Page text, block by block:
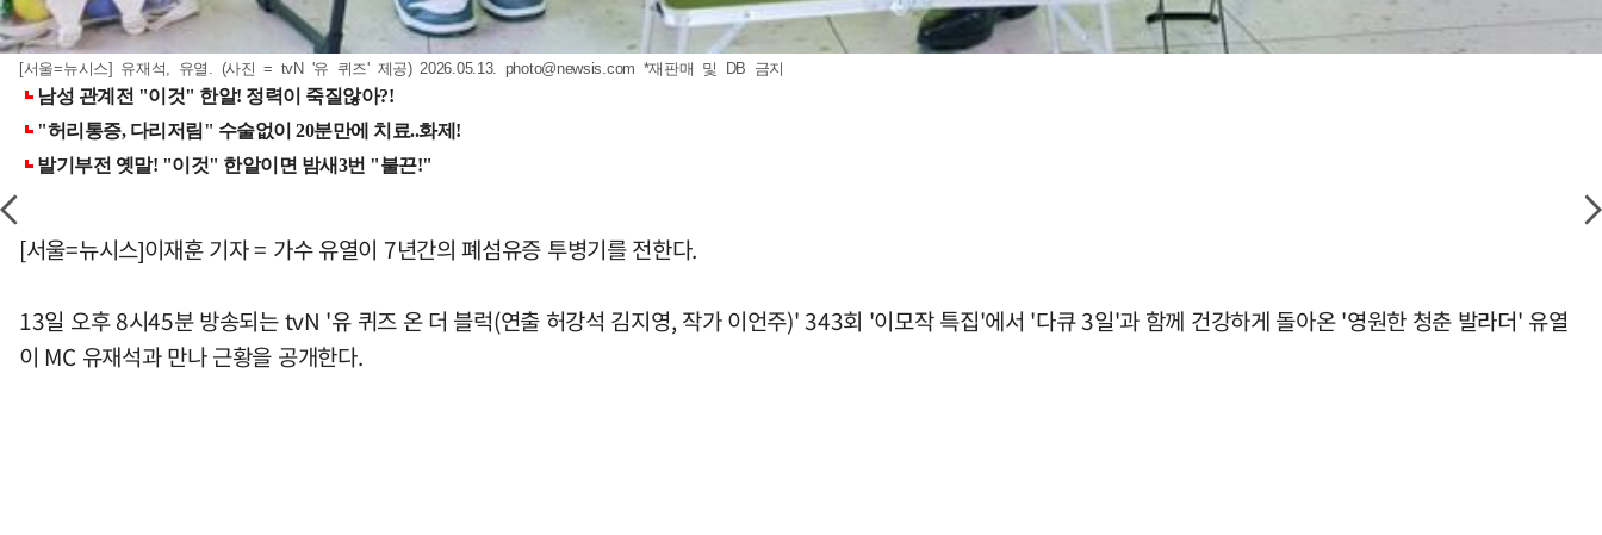
[서울=뉴시스] 유재석, 유열. (사진 = tvN '유 퀴즈' 제공) 2026.05.13. photo@newsis.com *재판매 및 DB 금지
[서울=뉴시스]이재훈 기자 = 가수 유열이 7년간의 폐섬유증 투병기를 전한다.
13일 오후 8시45분 방송되는 tvN '유 퀴즈 온 더 블럭(연출 허강석 김지영, 작가 이언주)' 343회 '이모작 특집'에서 '다큐 3일'과 함께 건강하게 돌아온 '영원한 청춘 발라더' 유열
이 MC 유재석과 만나 근황을 공개한다.